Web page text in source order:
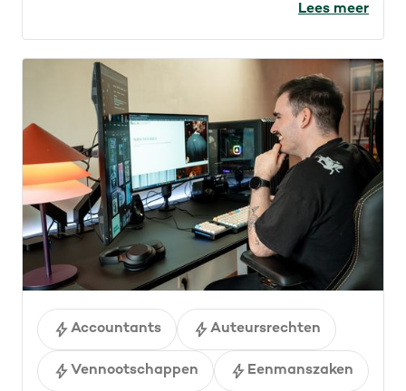
IT-sector? Lees de recap van ons webinar en
Lees meer
Accountants Auteursrechten
Vennootschappen Eenmanszaken